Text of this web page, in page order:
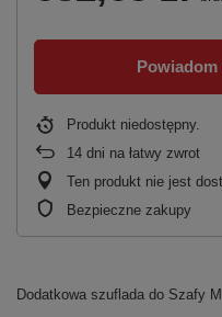
Produkt niedostępny
14 dni na łatwy zwrot
Ten produkt nie jest
Bezpieczne zakupy
Dodatkowa szuflada do Szafy